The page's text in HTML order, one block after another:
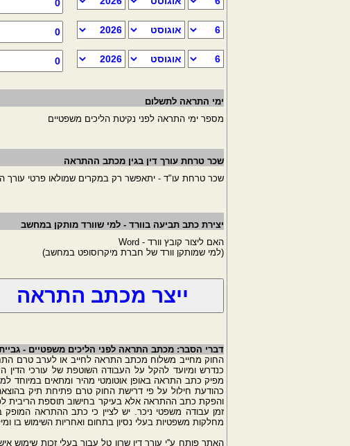
ימי התראה לתשלום
מספר ימי התראה לפני נקיטת הליכים משפטיים
שכר טרחת עורך דין בגין מכתב ההתראה
שכר טרחת עו"ד - יתאפשר רק במקרים שמולאו פרטי עורך
יצירת כתב תביעה בוורד - למי שוורד מותקן במחשב
האם ליצור קובץ וורד - Word
(למי שמותקן וורד של חברת מיקרוסופט במחשב)
דברי הסבר: מכתב התראה לפני הליכים משפטיים -
החוק מחייב משלוח מכתב התראה לחייב או לערב טרם
כנדרש ומיועד להקל על העבודה השוטפת של עורכי הדין
מפיק כתב התראה באופן אוטומטי מהיר ומתאים במיוחד
כהודעת חילול על פי דרישת החוק טרם פתיחת תיק
והפקת כתב ההתראה אלא בעיקר בחישוב תוספת הריבית
זמן עבודה משפטי ניכר. יש לציין כי כתב ההתראה המופק
מחלקות משפטיות בעלי נסיון בתחום ואחריות השימוש בו
האתר פותח ע''י עורך דין שרון טלעבור בעלי זכות שימוש